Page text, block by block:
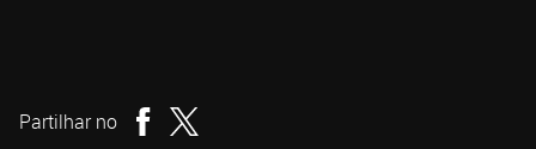
Partilhar no